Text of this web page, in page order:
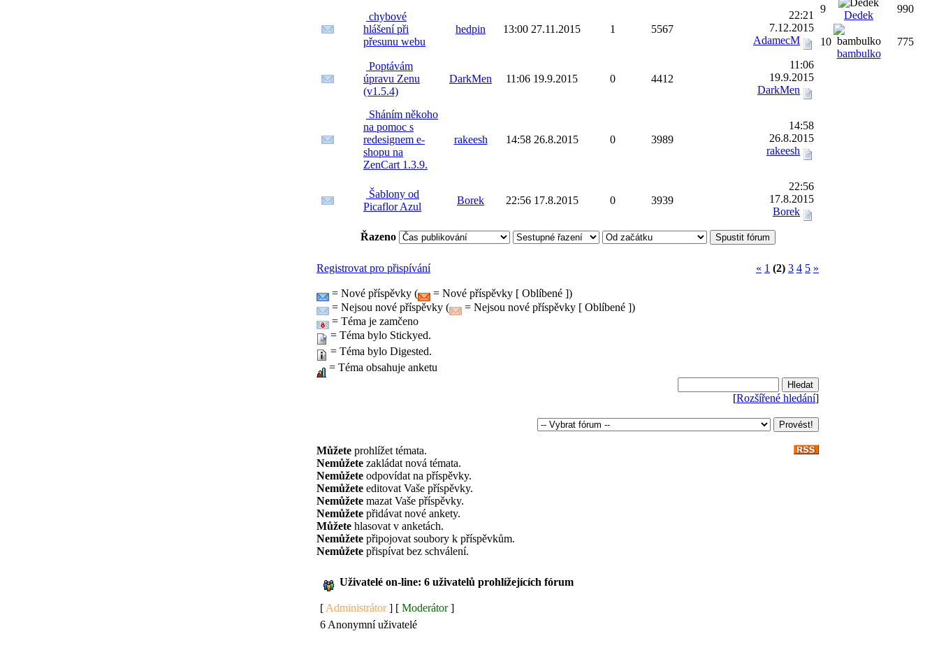
chybové
hlášení při
přesunu webu
hedpin 13:00 27.11.2015 1 5567
22:21
7.12.2015
AdamecM
Poptávám
úpravu Zenu
(v1.5.4)
DarkMen 11:06 19.9.2015 0 4412
11:06
19.9.2015
DarkMen
Sháním někoho
na pomoc s
redesignem e-
shopu na
ZenCart 1.3.9.
rakeesh 14:58 26.8.2015 0 3989
14:58
26.8.2015
rakeesh
Šablony od
Picaflor Azul
Borek 22:56 17.8.2015 0 3939
22:56
17.8.2015
Borek
Řazeno
Registrovat pro přispívání « 1 (2) 3 4 5 »
= Nové příspěvky (
= Nové příspěvky [ Oblíbené ])
= Nejsou nové příspěvky (
= Nejsou nové příspěvky [ Oblíbené ])
= Téma je zamčeno
= Téma bylo Stickyed.
= Téma bylo Digested.
= Téma obsahuje anketu
[Rozšířené hledání]
Můžete prohlížet témata.
Nemůžete zakládat nová témata.
Nemůžete odpovídat na příspěvky.
Nemůžete editovat Vaše příspěvky.
Nemůžete mazat Vaše příspěvky.
Nemůžete přidávat nové ankety.
Můžete hlasovat v anketách.
Nemůžete připojovat soubory k příspěvkům.
Nemůžete přispívat bez schválení.
Uživatelé on-line: 6 uživatelů prohlížejících fórum
[ Administrátor] [ Moderátor]
6 Anonymní uživatelé
9
Dedek
990
10
bambulko
775